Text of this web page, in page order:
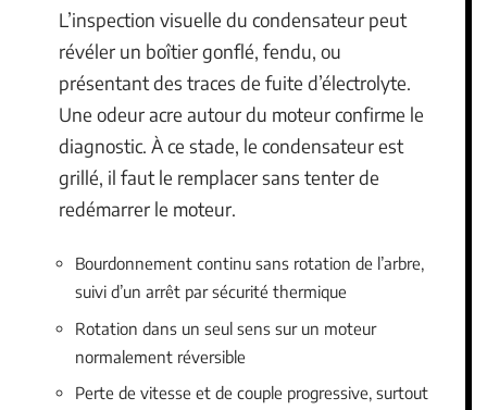
L’inspection visuelle du condensateur peut
révéler un boîtier gonflé, fendu, ou
présentant des traces de fuite d’électrolyte.
Une odeur acre autour du moteur confirme le
diagnostic. À ce stade, le condensateur est
grillé, il faut le remplacer sans tenter de
redémarrer le moteur.
Bourdonnement continu sans rotation de l’arbre,
suivi d’un arrêt par sécurité thermique
Rotation dans un seul sens sur un moteur
normalement réversible
Perte de vitesse et de couple progressive, surtout